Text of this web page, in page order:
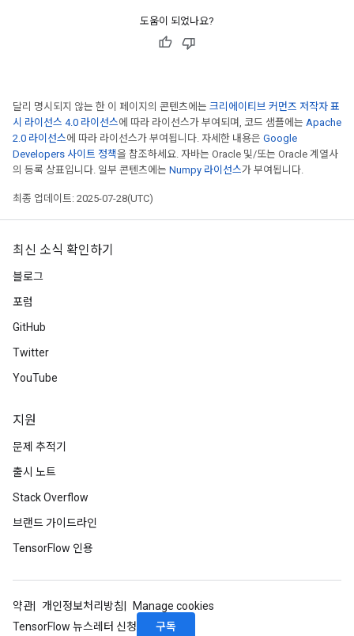
도움이 되었나요?
달리 명시되지 않는 한 이 페이지의 콘텐츠에는 크리에이티브 커먼즈 저작자 표
시 라이선스 4.0 라이선스에 따라 라이선스가 부여되며, 코드 샘플에는 Apache
2.0 라이선스에 따라 라이선스가 부여됩니다. 자세한 내용은 Google
Developers 사이트 정책을 참조하세요. 자바는 Oracle 및/또는 Oracle 계열사
의 등록 상표입니다. 일부 콘텐츠에는 Numpy 라이선스가 부여됩니다.
최종 업데이트: 2025-07-28(UTC)
최신 소식 확인하기
블로그
포럼
GitHub
Twitter
YouTube
지원
문제 추적기
출시 노트
Stack Overflow
브랜드 가이드라인
TensorFlow 인용
약관 개인정보처리방침
Manage cookies
TensorFlow 뉴스레터 신청
구독